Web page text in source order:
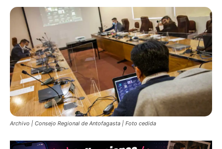
Archivo | Consejo Regional de Antofagasta | Foto cedida